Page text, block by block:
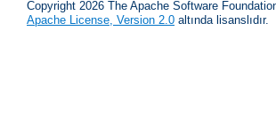
Copyright 2026 The Apache Software
Apache License, Version 2.0 altında lisanslıdır.